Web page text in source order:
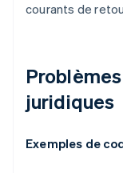
courants de
juridiques
Exemples de